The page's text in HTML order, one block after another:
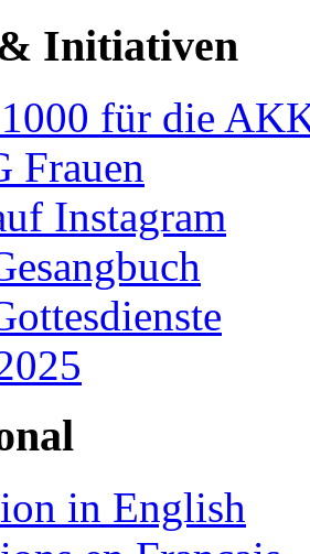
Initiativen
für die
Frauen
Instagram
in English